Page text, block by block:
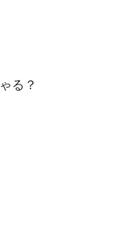
る？